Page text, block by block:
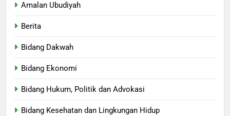
Amalan Ubudiyah
Berita
Bidang Dakwah
Bidang Ekonomi
Bidang Hukum, Politik dan Advokasi
Bidang Kesehatan dan Lingkungan Hidup